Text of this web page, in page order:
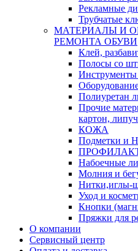
Рекламные
Трубчатые
МАТЕРИАЛЫ И
РЕМОНТА ОБУВИ
Клей,
Полосы со
Полиуретан
Прочие
картон,
КОЖА
Подметки и
Набоечные
Молния и
Нитки,иглы-
Уход и
Кнопки
Пряжки для
О компании
Сервисный центр